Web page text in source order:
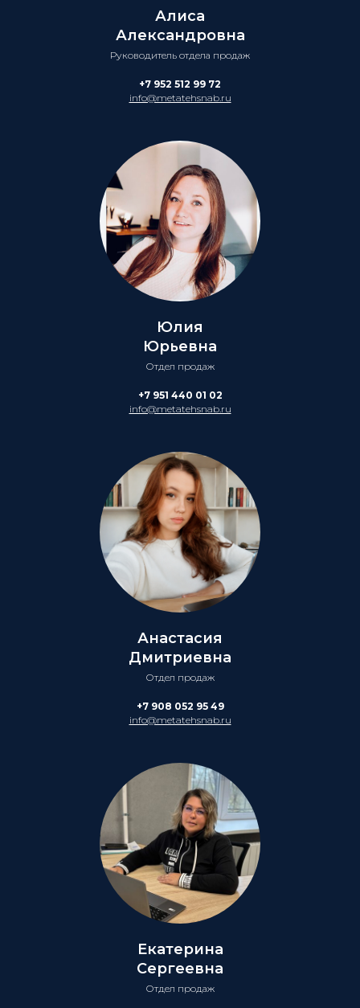
Алиса
Александровна
Руководитель отдела продаж
+7 952 512 99 72
info@metatehsnab.ru
Юлия
Юрьевна
Отдел продаж
+7 951 440 01 02
info@metatehsnab.ru
Анастасия
Дмитриевна
Отдел продаж
+7 908 052 95 49
info@metatehsnab.ru
Екатерина
Сергеевна
Отдел продаж